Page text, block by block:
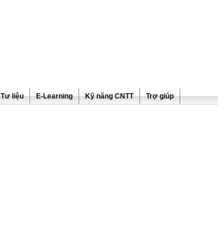
Tư liệu E-Learning Kỹ năng CNTT Trợ giúp